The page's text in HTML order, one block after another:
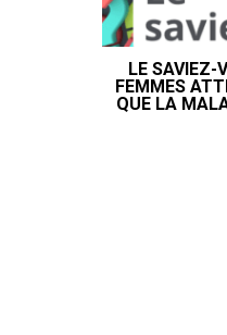
LE SAVIEZ-
FEMMES
QUE LA